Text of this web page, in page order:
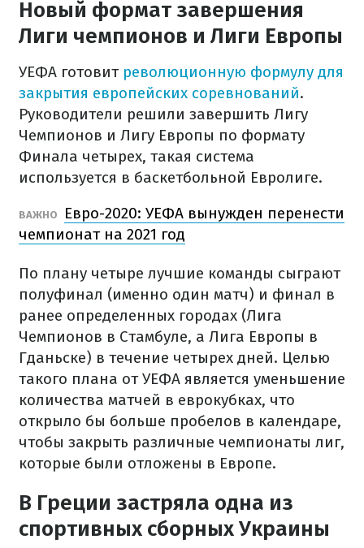
Новый формат завершения
Лиги чемпионов и Лиги Европы
УЕФА готовит революционную формулу для
закрытия европейских соревнований.
Руководители решили завершить Лигу
Чемпионов и Лигу Европы по формату
Финала четырех, такая система
используется в баскетбольной Евролиге.
ВАЖНО
Евро-2020: УЕФА вынужден перенести
чемпионат на 2021 год
По плану четыре лучшие команды сыграют
полуфинал (именно один матч) и финал в
ранее определенных городах (Лига
Чемпионов в Стамбуле, а Лига Европы в
Гданьске) в течение четырех дней. Целью
такого плана от УЕФА является уменьшение
количества матчей в еврокубках, что
открыло бы больше пробелов в календаре,
чтобы закрыть различные чемпионаты лиг,
которые были отложены в Европе.
В Греции застряла одна из
спортивных сборных Украины